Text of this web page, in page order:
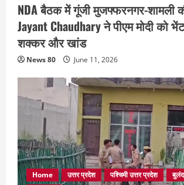
NDA बैठक में गूंजी मुजफ्फरनगर-शामली
Jayant Chaudhary ने पीएम मोदी को
शक्कर और खांड
News 80 June 11, 2026
Home उत्तर प्रदेश पश्चिमी उत्तर प्रदेश